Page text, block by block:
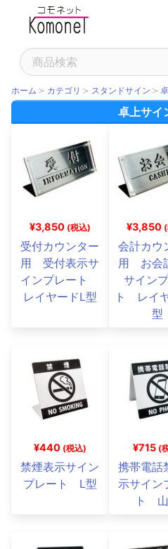
ホーム カテゴリ スタンドサイン
卓上サイ
¥3,850 (税込)
受付カウンター
用 受付表示サ
インプレート
レイヤードL型
¥3,850
会計カウ
用 お会
サイン
ト レイ
型
¥440 (税込)
禁煙表示サイン
プレート L型
¥715 (
携帯電話
示サイン
ト